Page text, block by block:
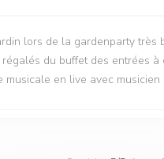
lors de la gardenparty très
du buffet des entrées
en live avec